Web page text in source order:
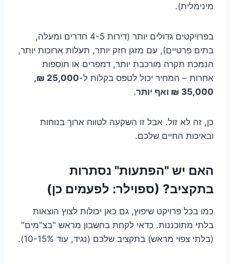
מינימלית).
בפרויקטים גדולים יותר (דירות 4-5 חדרים ומעלה,
בתים פרטיים), עם מזגן חזק יותר, תעלות ארוכות יותר,
הנמכת תקרה מורכבת יותר, דמפרים או תוספות
אחרות – המחיר יכול לטפס בקלות ל-
25,000 ₪,
35,000 ₪ ואף יותר
.
כן, זה לא זול. אבל זו השקעה לטווח ארוך בנוחות
ובאיכות החיים שלכם.
האם יש "הפתעות" נסתרות
בתקציב? (ספוילר: לפעמים כן)
כמו בכל פרויקט שיפוץ, גם כאן יכולות לצוץ הוצאות
בלתי מתוכננות. כדאי לקחת בחשבון מראש "בצ"מים"
(בלתי צפוי מראש) בתקציב שלכם (נגיד, עוד 10-15%).